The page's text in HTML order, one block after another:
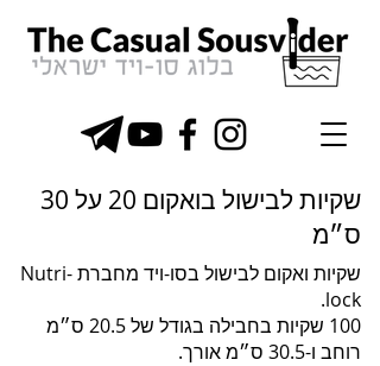
שקיות לבישול בואקום 20 על 30
ס״מ
שקיות ואקום לבישול בסו-ויד מחברת Nutri-
lock.
100 שקיות בחבילה בגודל של 20.5 ס״מ
רוחב ו-30.5 ס״מ אורך.